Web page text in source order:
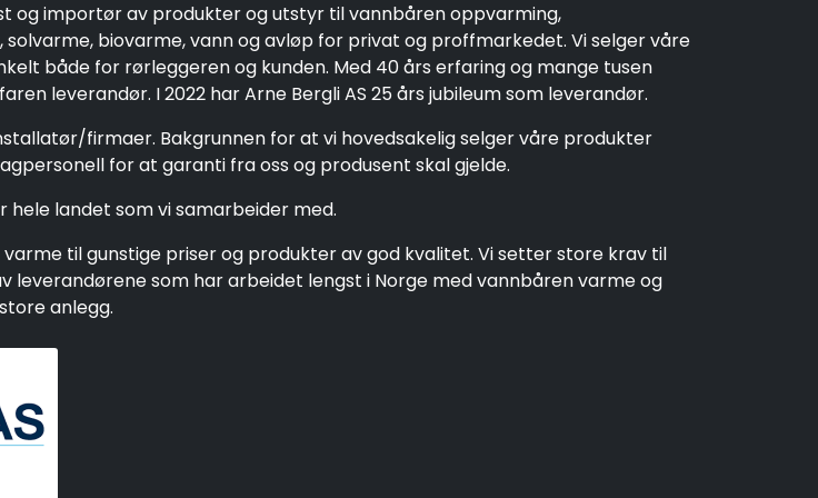
og importør av produkter og utstyr til vannbåren oppvarming,
biovarme, vann og avløp for privat og proffmarkedet. Vi selger våre
både for rørleggeren og kunden. Med 40 års erfaring og mange tusen
leverandør. I 2022 har Arne Bergli AS 25 års jubileum som leverandør.
firmaer. Bakgrunnen for at vi hovedsakelig selger våre produkter
for at garanti fra oss og produsent skal gjelde.
landet som vi samarbeider med.
til gunstige priser og produkter av god kvalitet. Vi setter store krav til
leverandørene som har arbeidet lengst i Norge med vannbåren varme og
anlegg.